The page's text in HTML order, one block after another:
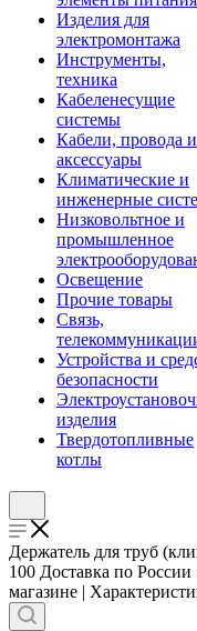
Изделия для
электромонтажа
Инструменты,
техника
Кабеленесущие
системы
Кабели, провода и
аксессуары
Климатические и
инженерные
Низковольтное и
промышленное
Освещение
Прочие товары
Связь,
Устройства и
безопасности
изделия
Твердотопливные
котлы
Держатель для труб
100 Доставка по
магазине |